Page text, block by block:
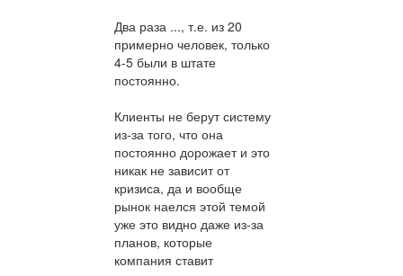
Два раза ..., т.е. из 20
примерно человек, только
4-5 были в штате
постоянно.
Клиенты не берут систему
из-за того, что она
постоянно дорожает и это
никак не зависит от
кризиса, да и вообще
рынок наелся этой темой
уже это видно даже из-за
планов, которые
компания ставит